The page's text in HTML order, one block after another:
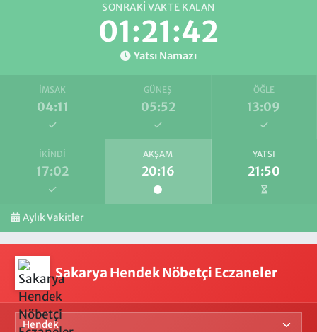
SONRAKI VAKTE KALAN
01:21:42
Yatsı Namazı
İMSAK
04:11
GÜNEŞ
05:52
ÖĞLE
13:09
İKINDI
17:02
AKŞAM
20:16
YATSI
21:50
Aylık Vakitler
Sakarya Hendek Nöbetçi Eczaneler